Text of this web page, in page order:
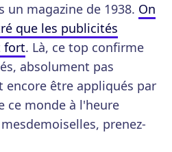
un magazine de 1938. On
que les publicités
fort. Là, ce top confirme
absolument pas
encore être appliqués par
ce monde à l'heure
prenez-